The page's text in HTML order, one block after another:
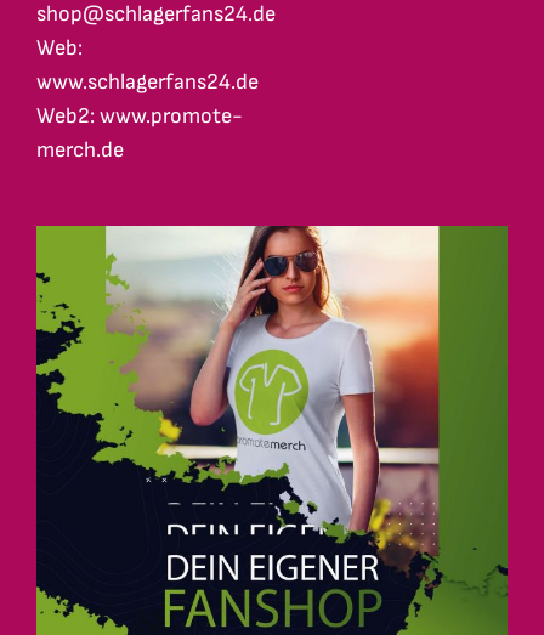
shop@schlagerfans24.de
Web:
www.schlagerfans24.de
Web2: www.promote-
merch.de